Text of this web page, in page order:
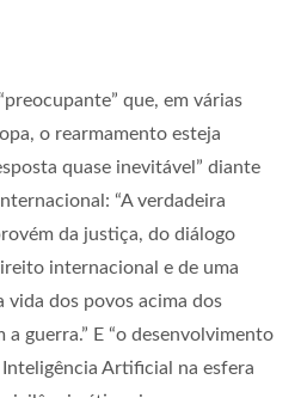
que, em várias
o rearmamento esteja
quase inevitável” diante
“A verdadeira
da justiça, do diálogo
internacional e de uma
vida dos povos acima dos
guerra.” E “o desenvolvimento
Artificial na esfera